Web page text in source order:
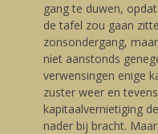
gang te duwen,
de tafel zou gaan
zonsondergang,
niet aanstonds
verwensingen enige
zuster weer en
kapitaalvernietiging
nader bij bracht.